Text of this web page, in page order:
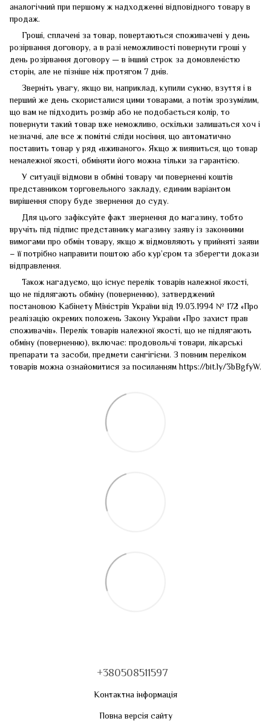
аналогічний при першому ж надходженні відповідного товару в
продаж.
Гроші, сплачені за товар, повертаються споживачеві у день
розірвання договору, а в разі неможливості повернути гроші у
день розірвання договору — в інший строк за домовленістю
сторін, але не пізніше ніж протягом 7 днів.
Зверніть увагу, якщо ви, наприклад, купили сукню, взуття і в
перший же день скористалися цими товарами, а потім зрозумілим,
що вам не підходить розмір або не подобається колір, то
повернути такий товар вже неможливо, оскільки залишаться хоч і
незначні, але все ж помітні сліди носіння, що автоматично
поставить товар у ряд «вживаного». Якщо ж виявиться, що товар
неналежної якості, обміняти його можна тільки за гарантією.
У ситуації відмови в обміні товару чи поверненні коштів
представником торговельного закладу, єдиним варіантом
вирішення спору буде звернення до суду.
Для цього зафіксуйте факт звернення до магазину, тобто
вручіть під підпис представнику магазину заяву із законними
вимогами про обмін товару, якщо ж відмовляють у прийняті заяви
– її потрібно направити поштою або кур’єром та зберегти докази
відправлення.
Також нагадуємо, що існує перелік товарів належної якості,
що не підлягають обміну (поверненню), затверджений
постановою Кабінету Міністрів України від 19.03.1994 № 172 «Про
реалізацію окремих положень Закону України «Про захист прав
споживачів». Перелік товарів належної якості, що не підлягають
обміну (поверненню), включає: продовольчі товари, лікарські
препарати та засоби, предмети сангігієни. З повним переліком
товарів можна ознайомитися за посиланнямhttps://bit.ly/3bBgfyW.
+380508511597
Контактна інформація
Повна версія сайту